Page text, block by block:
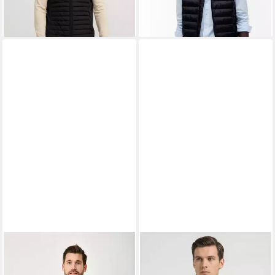
Kurzweste
WOODY Leichte Regular Fit
Funktionsweste mit
Windschutzfunktion